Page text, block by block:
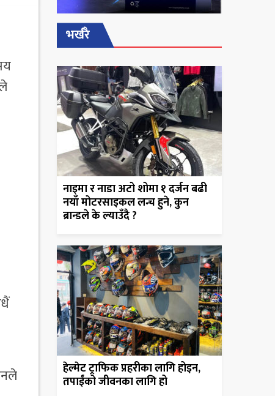
भर्खरै
नाइमा र नाडा अटो शोमा १ दर्जन बढी
नयाँ मोटरसाइकल लन्च हुने, कुन
ब्रान्डले के ल्याउँदै ?
हेल्मेट ट्राफिक प्रहरीका लागि होइन,
तपाईंको जीवनका लागि हो